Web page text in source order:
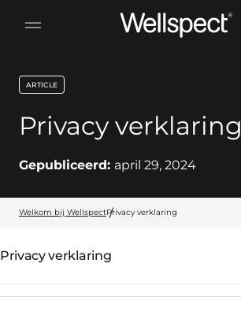
Wellspect
Privacy verklaring
key:global.content-type:
ARTICLE
Gepubliceerd: april 29, 2024
Welkom bij WellspectPrivacy verklaring
Privacy verklaring